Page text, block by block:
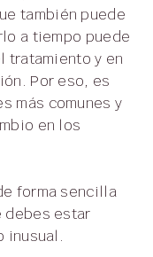
también puede
a tiempo puede
tratamiento y en
Por eso, es
más comunes y
en los
debes estar
inusual.